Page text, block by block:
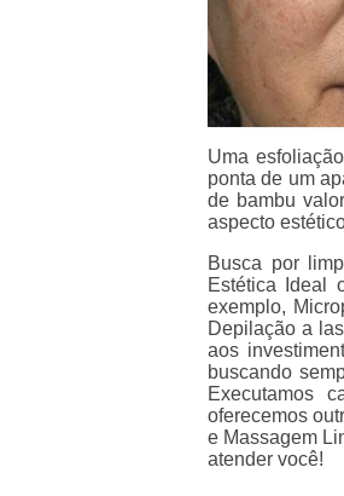
Uma
ponta de um
de bambu
aspecto
Busca por
Estética Ideal
exemplo,
Depilação a
aos
buscando
Executamos
oferecemos
e Massagem
atender você!